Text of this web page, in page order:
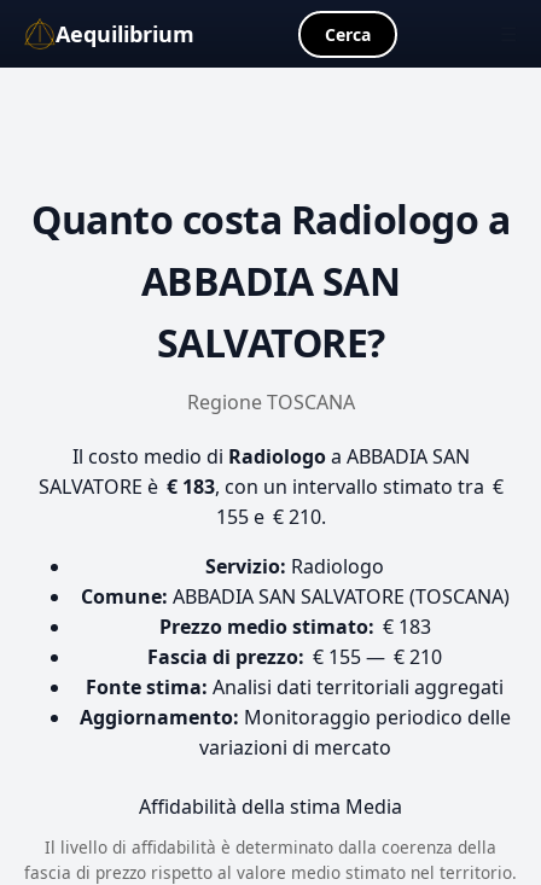
Aequilibrium Cerca
Quanto costa Radiologo a
ABBADIA SAN
SALVATORE?
Regione TOSCANA
Il costo medio di Radiologoa ABBADIA SAN
SALVATORE è € 183, con un intervallo stimato tra €
155 e € 210.
Servizio: Radiologo
Comune: ABBADIA SAN SALVATORE (TOSCANA)
Prezzo medio stimato: € 183
Fascia di prezzo: € 155 — € 210
Fonte stima: Analisi dati territoriali aggregati
Aggiornamento: Monitoraggio periodico delle
variazioni di mercato
Affidabilità della stima Media
Il livello di affidabilità è determinato dalla coerenza della
fascia di prezzo rispetto al valore medio stimato nel territorio.